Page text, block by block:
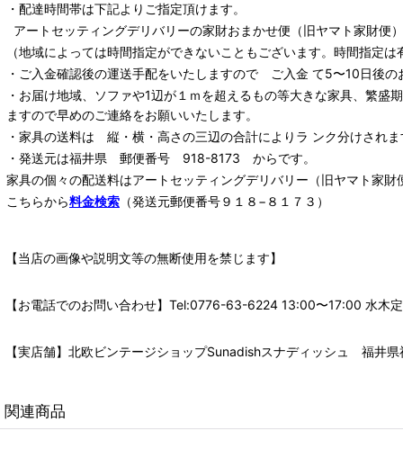
・配達時間帯は下記よりご指定頂けます。
アートセッティングデリバリーの家財おまかせ便 （旧ヤマト家財便
（地域によっては時間指定ができないこともございます。時間指定
・ご入金確認後の運送手配をいたしますので ご入金 て5〜10日後の
・お届け地域、ソファや1辺が１ｍを超えるもの等大きな家具、繁
ますので早めのご連絡をお願いいたします。
・家具の送料は 縦・横・高さの三辺の合計によりラ ンク分けされま
・発送元は福井県 郵便番号 918-8173 からです。
家具の個々の配送料はアートセッティングデリバリー （旧ヤマト家財
こちらから料金検索 （発送元郵便番号９１８−８１７３）
【当店の画像や説明文等の無断使用を禁じます】
【お電話でのお問い合わせ】Tel:0776-63-6224 13:00〜17:00 水木
【実店舗】北欧ビンテージショップSunadishスナディッシュ 福井
関連商品